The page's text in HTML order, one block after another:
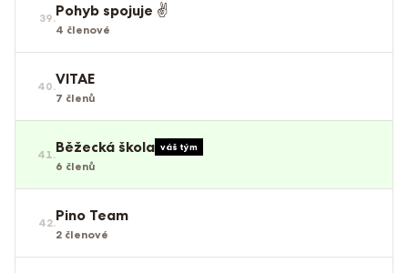
39.Pohyb spojuje ✌️
4 členové
40.VITAE
7 členů
41.Běžecká škola váš tým
6 členů
42.Pino Team
2 členové